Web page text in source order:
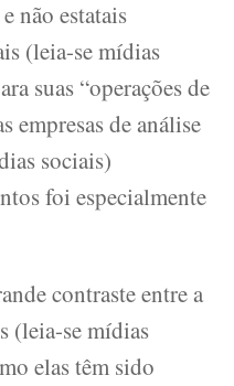
não estatais
(leia-se mídias
suas “operações de
empresas de análise
sociais)
foi especialmente
contraste entre a
(leia-se mídias
elas têm sido